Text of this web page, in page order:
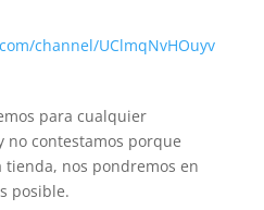
channel/UClmqNvHOuyv
para cualquier
no contestamos porque
tienda, nos pondremos en
posible.